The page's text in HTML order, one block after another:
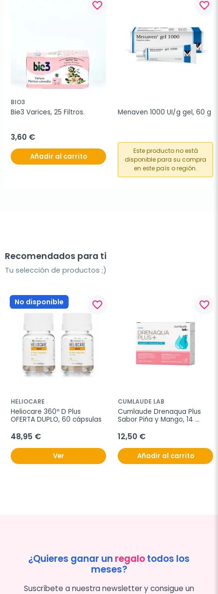
favorite_border
BIO3
Bie3 Varices, 25 Filtros.
3,60 €
Añadir al carrito
favorite_border
Menaven 1000 UI/g gel, 60 g
Este producto no está
disponible para su compra
en este país o región.
Recomendados para ti
Tu selección de productos ;)
No disponible favorite_border
HELIOCARE
Heliocare 360º D Plus
OFERTA DUPLO, 60 cápsulas
48,95 €
Ver
favorite_border
CUMLAUDE LAB
Cumlaude Drenaqua Plus
Sabor Piña y Mango, 14
12,50 €
Añadir al carrito
¿Quieres ganar un regalotodos los
meses?
Suscríbete a nuestra newsletter y consigue un